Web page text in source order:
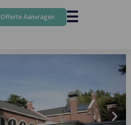
Offerte Aanvragen